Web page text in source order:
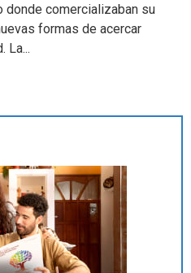
donde comercializaban su
formas de acercar
La...